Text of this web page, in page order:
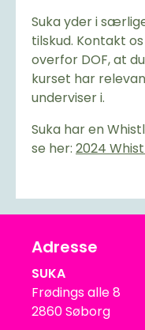
Suka yder i
tilskud. Kontakt
overfor DOF, at
kurset har
underviser i.
Suka har en
se her: 2024
Adresse
SUKA
Frødings alle 8
2860 Søborg